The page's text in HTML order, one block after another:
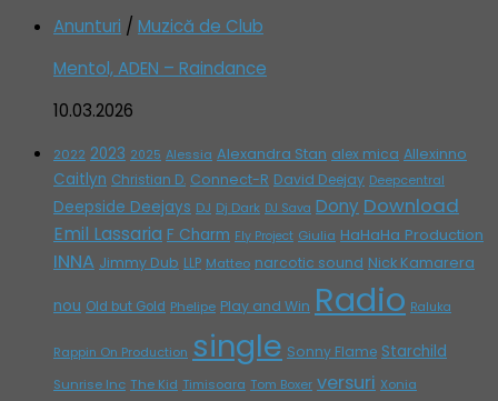
Anunturi / Muzică de Club
Mentol, ADEN – Raindance
10.03.2026
2022 2023 2025 Alessia Alexandra Stan alex mica Allexinno
Caitlyn Christian D. Connect-R David Deejay Deepcentral
Deepside Deejays DJ Dj Dark DJ Sava Dony Download
Emil Lassaria F Charm Fly Project Giulia HaHaHa Production
INNA Jimmy Dub LLP Matteo narcotic sound Nick Kamarera
nou Old but Gold Phelipe Play and Win Radio Raluka
Rappin On Production single Sonny Flame Starchild
Sunrise Inc The Kid Timisoara Tom Boxer versuri Xonia